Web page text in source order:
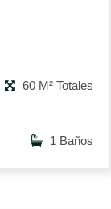
60 M² Totales
1 Baños